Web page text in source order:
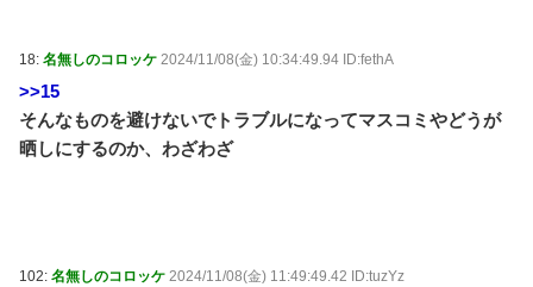
18: 名無しのコロッケ 2024/11/08(金) 10:34:49.94 ID:fethA
>>15
そんなものを避けないでトラブルになってマスコミやどうが
晒しにするのか、わざわざ
102: 名無しのコロッケ 2024/11/08(金) 11:49:49.42 ID:tuzYz